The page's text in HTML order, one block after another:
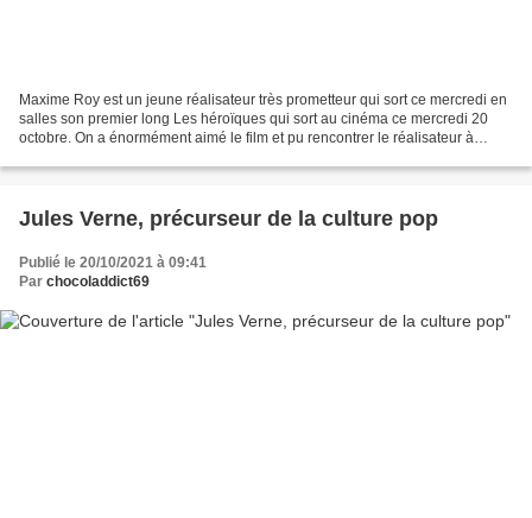
Maxime Roy est un jeune réalisateur très prometteur qui sort ce mercredi en
salles son premier long Les héroïques qui sort au cinéma ce mercredi 20
octobre. On a énormément aimé le film et pu rencontrer le réalisateur à
Jules Verne, précurseur de la culture pop
Publié le 20/10/2021 à 09:41
Par chocoladdict69